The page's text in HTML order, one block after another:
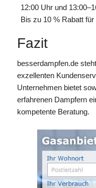
12:00 Uhr und
Bis zu 10 % Rabatt
Fazit
besserdampfen.de
exzellenten
Unternehmen bietet
erfahrenen Dampfern
kompetente Beratung.